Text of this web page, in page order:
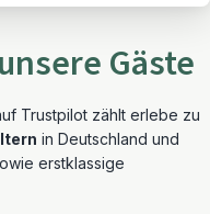
Gäste
Trustpilot zählt erlebe zu
in Deutschland und
erstklassige